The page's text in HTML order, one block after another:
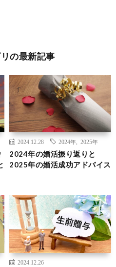
の最新記事
2024.12.28 2024年 2025年
2024年の婚活振り返りと
2025年の婚活成功アドバイス
2024.12.26